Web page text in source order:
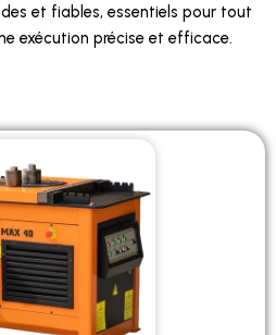
et fiables, essentiels pour tout
exécution précise et efficace.